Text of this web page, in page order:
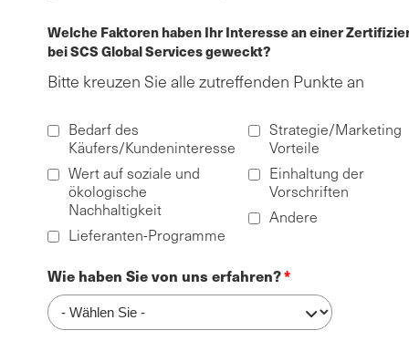
Welche Faktoren haben Ihr Interesse an einer
bei SCS Global Services geweckt?
Bitte kreuzen Sie alle zutreffenden Punkte an
Bedarf des
Käufers/Kundeninteresse
Wert auf soziale und
ökologische
Nachhaltigkeit
Lieferanten-Programme
Strategie/Marketing
Vorteile
Einhaltung der
Vorschriften
Andere
Wie haben Sie von uns erfahren?